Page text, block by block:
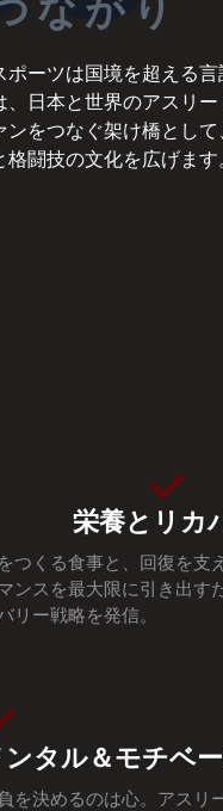
ポーツは国境を超える
、日本と世界のアスリ
ンをつなぐ架け橋とし
格闘技の文化を広げます
栄養とリカ
つくる食事と、回復を支
ンスを最大限に引き出す
リー戦略を発信。
ンタル＆モチベ
を決めるのは心。アスリ